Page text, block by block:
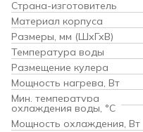
Страна-изготовитель
Материал корпуса
Размеры, мм (ШхГхВ)
Температура воды
Размещение кулера
Мощность нагрева, Вт
Мин. температура
охлаждения воды, °С
Мощность охлаждения, Вт